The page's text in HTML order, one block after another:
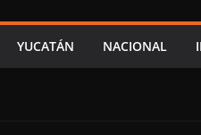
DE ARTEC DICE QUE NO SE
PORQUE “HAY
YUCATÁN NACIONAL